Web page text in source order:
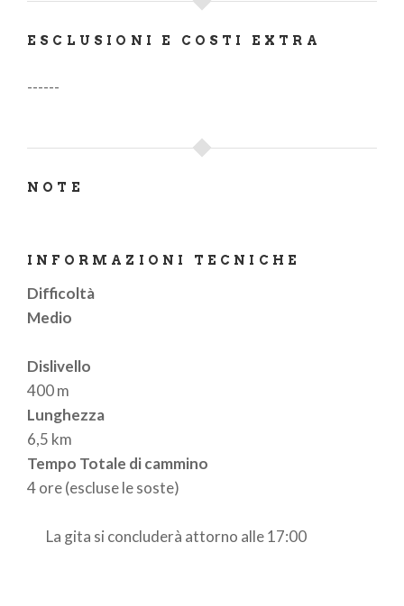
ESCLUSIONI E COSTI EXTRA
------
NOTE
INFORMAZIONI TECNICHE
Difficoltà
Medio
Dislivello
400 m
Lunghezza
6,5 km
Tempo Totale di cammino
4 ore (escluse le soste)
La gita si concluderà attorno alle 17:00